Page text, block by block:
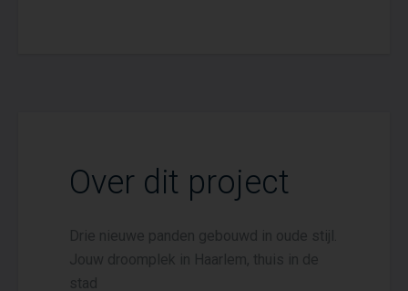
Over dit project
Drie nieuwe panden gebouwd in oude stijl.
Jouw droomplek in Haarlem, thuis in de
stad